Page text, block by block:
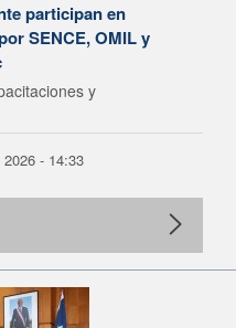
participan en
SENCE, OMIL y
y
- 14:33